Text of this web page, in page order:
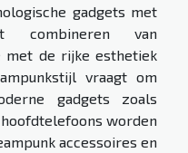
gadgets met
combineren van
met de rijke esthetiek
vraagt om
gadgets zoals
worden
accessoires en